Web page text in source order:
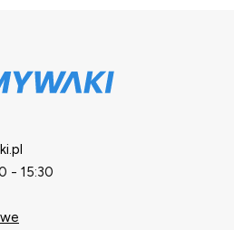
- 15:30